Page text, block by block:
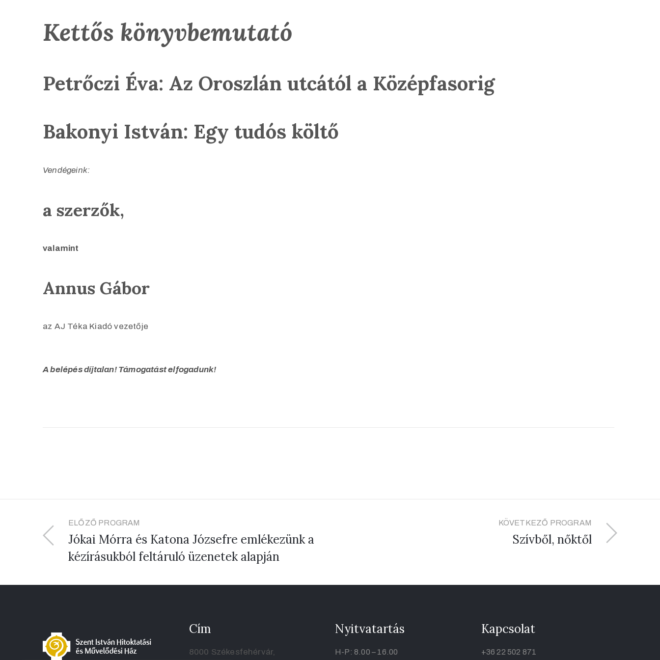
Kettős könyvbemutató
Petrőczi Éva: Az Oroszlán utcától a Középfasorig
Bakonyi István: Egy tudós költő
Vendégeink:
a szerzők,
valamint
Annus Gábor
az AJ Téka Kiadó vezetője
A belépés díjtalan! Támogatást elfogadunk!
ELŐZŐ PROGRAM
Jókai Mórra és Katona Józsefre emlékezünk a
kézírásukból feltáruló üzenetek alapján
KÖVETKEZŐ PROGRAM
Szívből, nőktől
Cím
8000 Székesfehérvár,
Nyitvatartás
H-P: 8.00 – 16.00
Kapcsolat
+36 22 502 871